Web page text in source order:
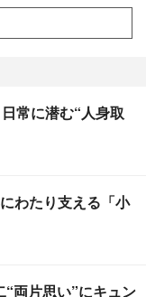
常に潜む“人身取
わたり支える「小
両片思い”にキュン